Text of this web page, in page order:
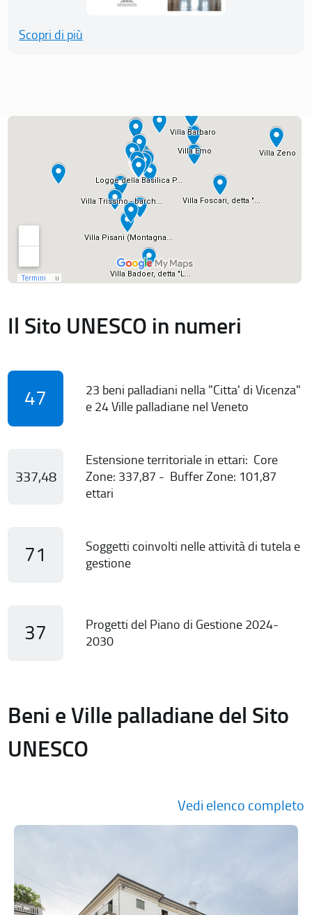
Scopri di più
Il Sito UNESCO in numeri
47
23 beni palladiani nella "Citta' di Vicenza"
e 24 Ville palladiane nel Veneto
337,48
Estensione territoriale in ettari: Core
Zone: 337,87 - Buffer Zone: 101,87
ettari
71
Soggetti coinvolti nelle attività di tutela e
gestione
37
Progetti del Piano di Gestione 2024-
2030
Beni e Ville palladiane del Sito
UNESCO
Vedi elenco completo